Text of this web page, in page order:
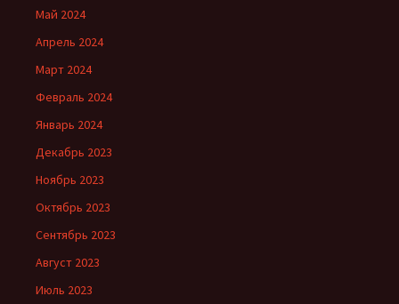
Май 2024
Апрель 2024
Март 2024
Февраль 2024
Январь 2024
Декабрь 2023
Ноябрь 2023
Октябрь 2023
Сентябрь 2023
Август 2023
Июль 2023